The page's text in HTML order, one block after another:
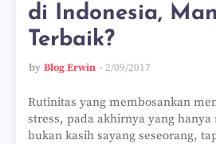
di Indonesia,
Terbaik?
by Blog Erwin 2/09/2017
Rutinitas yang membosankan
stress, pada akhirnya yang
bukan kasih sayang seseorang,